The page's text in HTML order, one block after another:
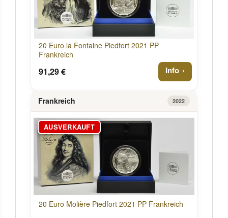
20 Euro la Fontaine Piedfort 2021 PP
Frankreich
91,29 € Info
Frankreich 2022
AUSVERKAUFT
20 Euro Molière Piedfort 2021 PP Frankreich